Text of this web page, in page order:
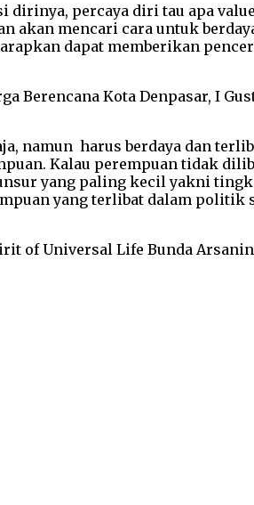
percaya diri tau apa
akan mencari cara untuk
dapat memberikan
Berencana Kota Denpasar, I
namun harus berdaya dan
Kalau perempuan tidak
yang paling kecil yakni
yang terlibat dalam
of Universal Life Bunda